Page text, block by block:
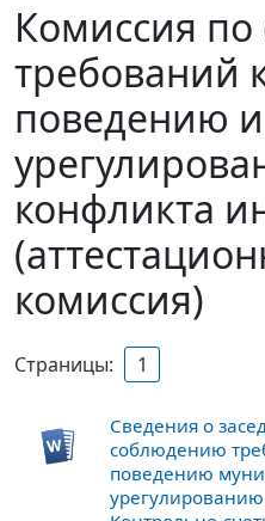
Комиссия
требований
поведению и
конфликта
комиссия)
Страницы: 1
Сведения о
соблюдению
поведению